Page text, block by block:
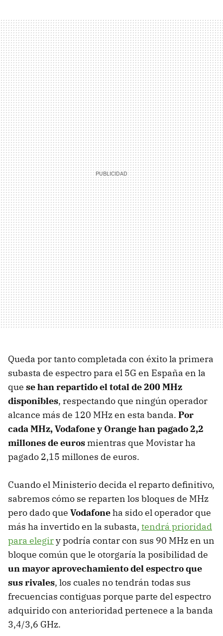
Queda por tanto completada con éxito la primera
subasta de espectro para el 5G en España en la
que se han repartido el total de 200 MHz
disponibles, respectando que ningún operador
alcance más de 120 MHz en esta banda. Por
cada MHz, Vodafone y Orange han pagado 2,2
millones de euros mientras que Movistar ha
pagado 2,15 millones de euros.
Cuando el Ministerio decida el reparto definitivo,
sabremos cómo se reparten los bloques de MHz
pero dado que Vodafoneha sido el operador que
más ha invertido en la subasta, tendrá prioridad
para elegiry podría contar con sus 90 MHz en un
bloque común que le otorgaría la posibilidad de
un mayor aprovechamiento del espectro que
sus rivales, los cuales no tendrán todas sus
frecuencias contiguas porque parte del espectro
adquirido con anterioridad pertenece a la banda
3,4/3,6 GHz.